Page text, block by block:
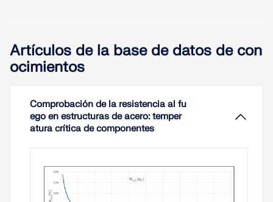
Artículos de la base de datos de con
ocimientos
Comprobación de la resistencia al fu
ego en estructuras de acero: temper
atura crítica de componentes